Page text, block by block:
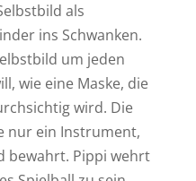
als
ins Schwanken.
um jeden
wie eine Maske, die
wird. Die
nur ein Instrument,
bewahrt. Pippi wehrt